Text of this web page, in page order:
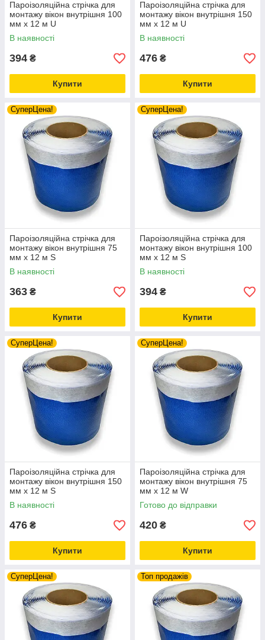
Пароізоляційна стрічка для
монтажу вікон внутрішня 100
мм х 12 м U
В наявності
394 ₴
Купити
Пароізоляційна стрічка для
монтажу вікон внутрішня 150
мм х 12 м U
В наявності
476 ₴
Купити
СуперЦена!
Пароізоляційна стрічка для
монтажу вікон внутрішня 75
мм х 12 м S
В наявності
363 ₴
Купити
СуперЦена!
Пароізоляційна стрічка для
монтажу вікон внутрішня 100
мм х 12 м S
В наявності
394 ₴
Купити
СуперЦена!
Пароізоляційна стрічка для
монтажу вікон внутрішня 150
мм х 12 м S
В наявності
476 ₴
Купити
СуперЦена!
Пароізоляційна стрічка для
монтажу вікон внутрішня 75
мм х 12 м W
Готово до відправки
420 ₴
Купити
СуперЦена! Топ продажів